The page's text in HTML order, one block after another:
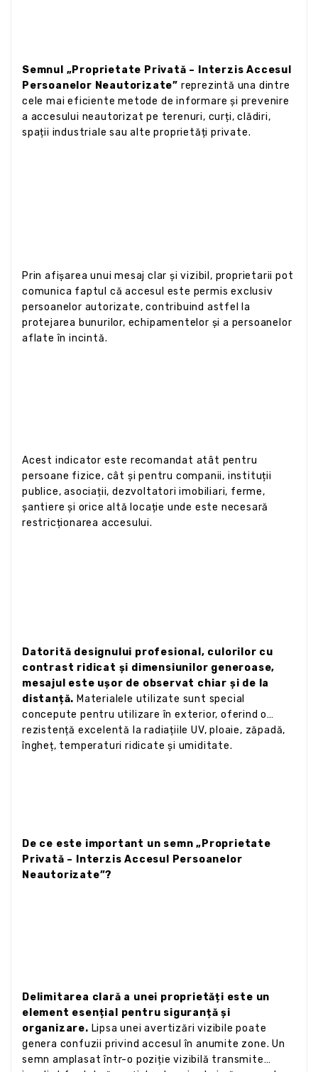
Semnul „Proprietate Privată – Interzis Accesul
Persoanelor Neautorizate” reprezintă una dintre
cele mai eficiente metode de informare și prevenire
a accesului neautorizat pe terenuri, curți, clădiri,
spații industriale sau alte proprietăți private.
Prin afișarea unui mesaj clar și vizibil, proprietarii pot
comunica faptul că accesul este permis exclusiv
persoanelor autorizate, contribuind astfel la
protejarea bunurilor, echipamentelor și a persoanelor
aflate în incintă.
Acest indicator este recomandat atât pentru
persoane fizice, cât și pentru companii, instituții
publice, asociații, dezvoltatori imobiliari, ferme,
șantiere și orice altă locație unde este necesară
restricționarea accesului.
Datorită designului profesional, culorilor cu
contrast ridicat și dimensiunilor generoase,
mesajul este ușor de observat chiar și de la
distanță. Materialele utilizate sunt special
concepute pentru utilizare în exterior, oferind o
rezistență excelentă la radiațiile UV, ploaie, zăpadă,
îngheț, temperaturi ridicate și umiditate.
De ce este important un semn „Proprietate
Privată – Interzis Accesul Persoanelor
Neautorizate”?
Delimitarea clară a unei proprietăți este un
element esențial pentru siguranță și
organizare. Lipsa unei avertizări vizibile poate
genera confuzii privind accesul în anumite zone. Un
semn amplasat într-o poziție vizibilă transmite